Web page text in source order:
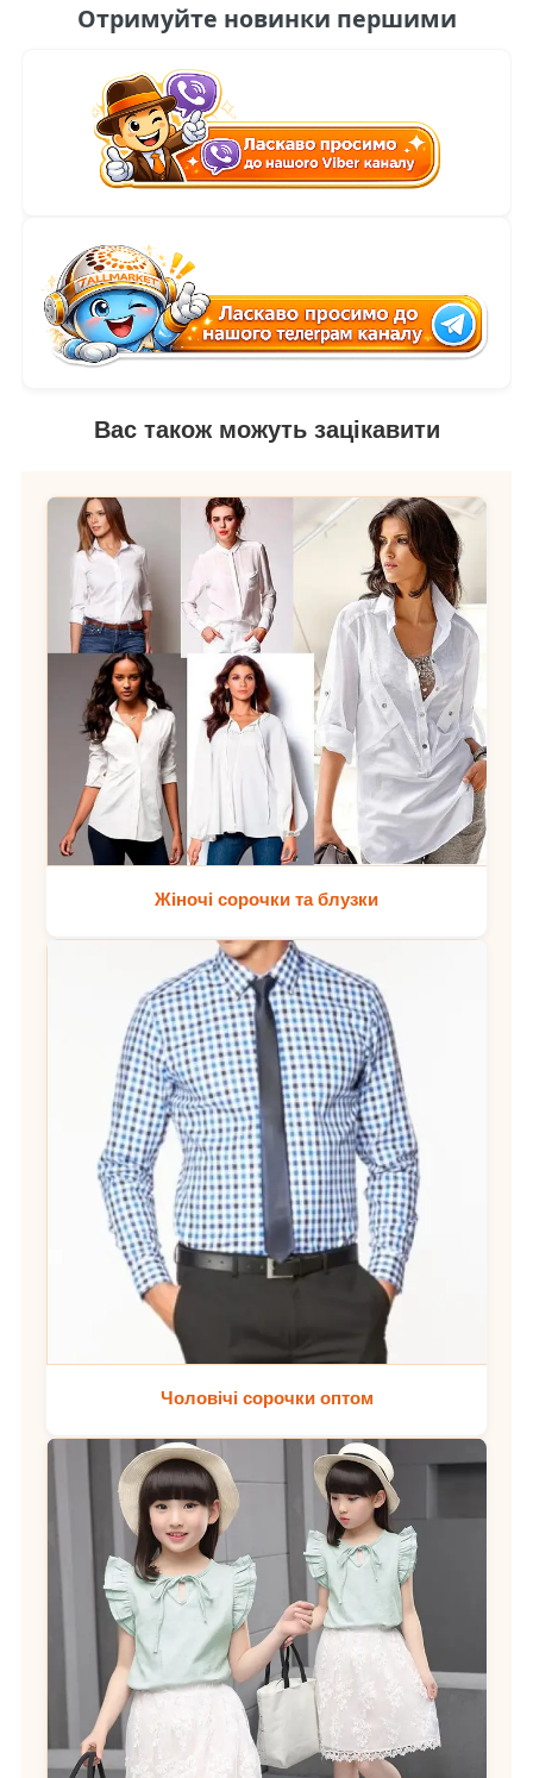
Отримуйте новинки першими
Вас також можуть зацікавити
Жіночі сорочки та блузки
Чоловічі сорочки оптом